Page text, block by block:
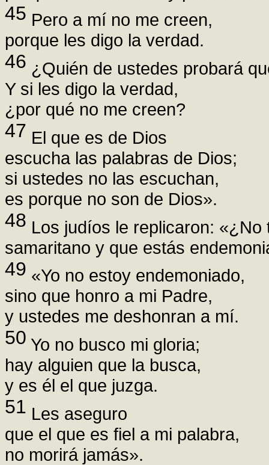
45 Pero a mí no me creen,
porque les digo la verdad.
46 ¿Quién de ustedes probará
Y si les digo la verdad,
¿por qué no me creen?
47 El que es de Dios
escucha las palabras de Dios;
si ustedes no las escuchan,
es porque no son de Dios».
48 Los judíos le replicaron:
samaritano y que estás
49 «Yo no estoy endemoniado,
sino que honro a mi Padre,
y ustedes me deshonran a mí.
50 Yo no busco mi gloria;
hay alguien que la busca,
y es él el que juzga.
51 Les aseguro
que el que es fiel a mi palabra,
no morirá jamás».